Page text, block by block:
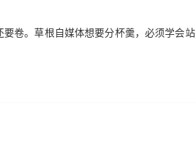
卷。草根自媒体想要分杯羹，必须学会站